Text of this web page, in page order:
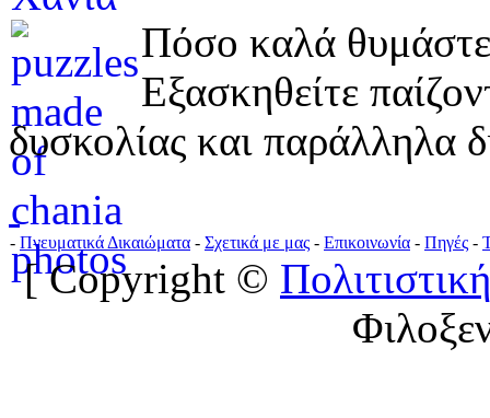
Πόσο καλά
Εξασκηθείτε
δυσκολίας και παράλληλα
- Πνευματικά Δικαιώματα - Σχετικά με μας - Επικοινωνία - Πηγές -
[ Copyright ©